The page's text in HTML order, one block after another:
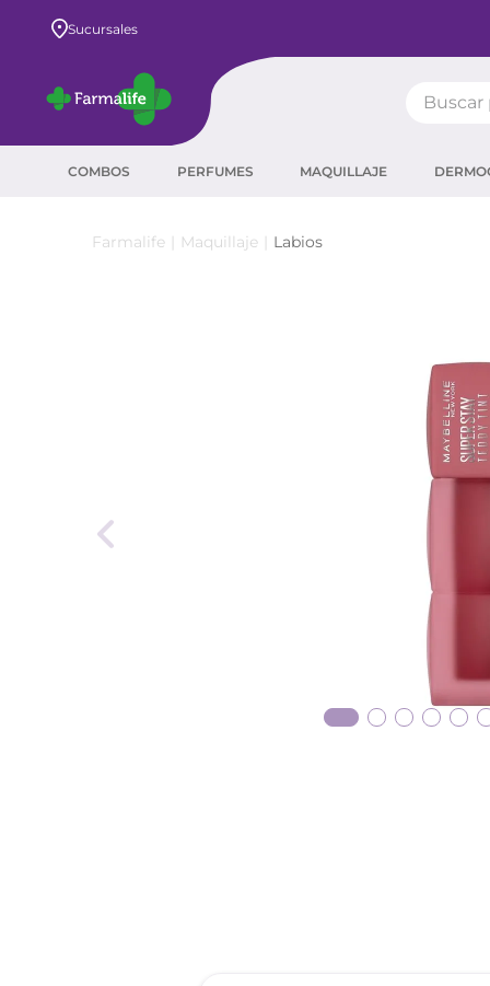
Sucursales
COMBOS PERFUMES MAQUILLAJE
Maquillaje Labios